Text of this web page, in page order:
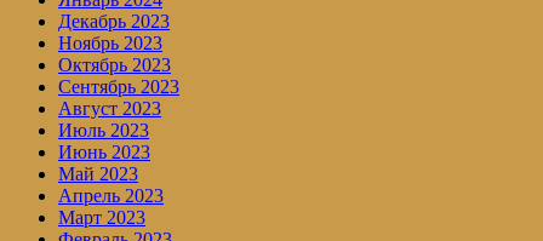
Декабрь 2023
Ноябрь 2023
Октябрь 2023
Сентябрь 2023
Август 2023
Июль 2023
Июнь 2023
Май 2023
Апрель 2023
Март 2023